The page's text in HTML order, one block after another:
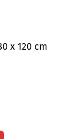
x 120 cm